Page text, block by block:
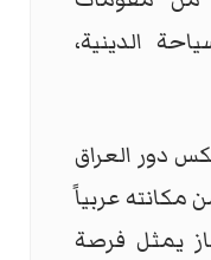
الدينية،
دور العراق
مكانته عربياً
يمثل فرصة